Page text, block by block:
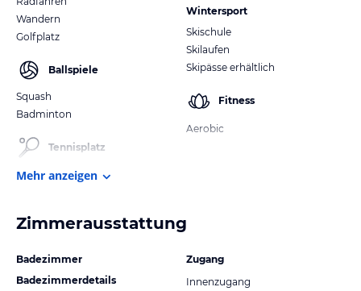
Wandern
Golfplatz
Ballspiele
Squash
Badminton
Tennisplatz
Wintersport
Skischule
Skilaufen
Skipässe erhältlich
Fitness
Aerobic
Mehr anzeigen
Zimmerausstattung
Badezimmer
Badezimmerdetails
Zugang
Innenzugang